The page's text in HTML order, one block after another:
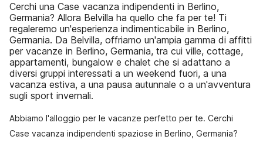
Cerchi una Case vacanza indipendenti in Berlino,
Germania? Allora Belvilla ha quello che fa per te! Ti
regaleremo un'esperienza indimenticabile in Berlino,
Germania. Da Belvilla, offriamo un'ampia gamma di affitti
per vacanze in Berlino, Germania, tra cui ville, cottage,
appartamenti, bungalow e chalet che si adattano a
diversi gruppi interessati a un weekend fuori, a una
vacanza estiva, a una pausa autunnale o a un'avventura
sugli sport invernali.
Abbiamo l'alloggio per le vacanze perfetto per te. Cerchi
Case vacanza indipendenti spaziose in Berlino, Germania?